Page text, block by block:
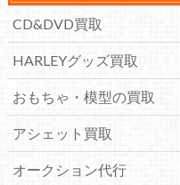
CD&DVD買取
HARLEYグッズ買取
おもちゃ・模型の買取
アシェット買取
オークション代行